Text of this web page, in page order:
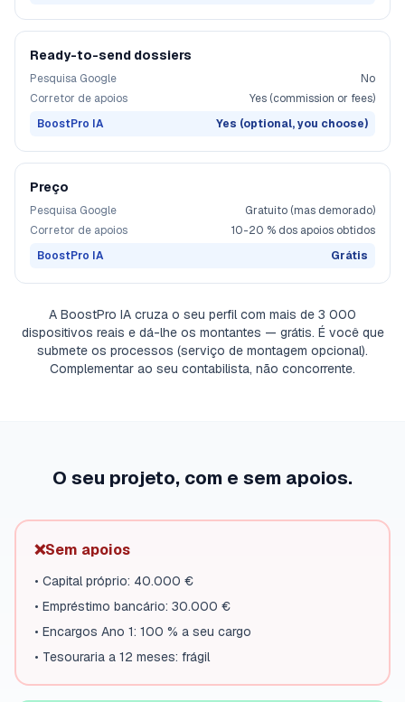
Ready-to-send dossiers
Pesquisa Google
No
Corretor de apoios
Yes (commission or fees)
BoostPro IA
Yes (optional, you choose)
Preço
Pesquisa Google
Gratuito (mas demorado)
Corretor de apoios
10-20 % dos apoios obtidos
BoostPro IA
Grátis
A BoostPro IA cruza o seu perfil com mais de 3 000
dispositivos reais e dá-lhe os montantes — grátis. É você que
submete os processos (serviço de montagem opcional).
Complementar ao seu contabilista, não concorrente.
O seu projeto, com e sem apoios.
❌Sem apoios
• Capital próprio: 40.000 €
• Empréstimo bancário: 30.000 €
• Encargos Ano 1: 100 % a seu cargo
• Tesouraria a 12 meses: frágil